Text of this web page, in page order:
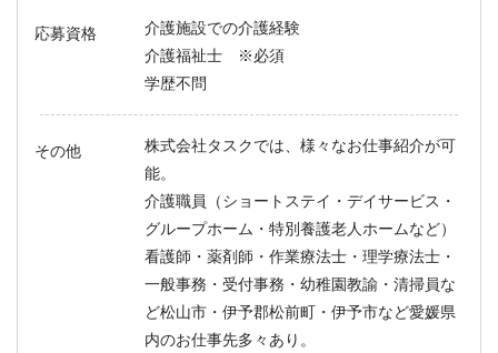
応募資格
介護施設での介護経験
介護福祉士 ※必須
学歴不問
その他
株式会社タスクでは、様々なお仕事紹介が可
能。
介護職員（ショートステイ・デイサービス・
グループホーム・特別養護老人ホームなど）
看護師・薬剤師・作業療法士・理学療法士・
一般事務・受付事務・幼稚園教諭・清掃員な
ど松山市・伊予郡松前町・伊予市など愛媛県
内のお仕事先多々あり。